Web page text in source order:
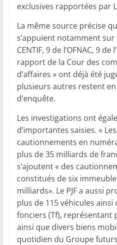
exclusives rapportées par
La même source précise
s’appuient notamment
CENTIF, 9 de l’OFNAC, 9 de
rapport de la Cour des
d’affaires » ont déjà été
plusieurs autres restent
d’enquête.
Les investigations ont
d’importantes saisies. «
cautionnements en
plus de 35 milliards de
s’ajoutent « des
constitués de six
milliards». Le PJF a aussi
plus de 115 véhicules
fonciers (Tf), représentant
ainsi que divers biens
quotidien du Groupe